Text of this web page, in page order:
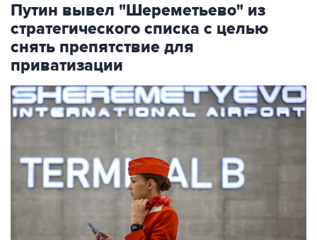
Путин вывел "Шереметьево" из
стратегического списка с целью
снять препятствие для
приватизации